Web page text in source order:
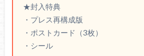
★封入特典
・プレス再構成版
・ポストカード（3枚）
・シール